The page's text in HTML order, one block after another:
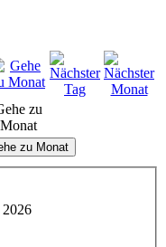
zu
Monat
zu Monat
2026